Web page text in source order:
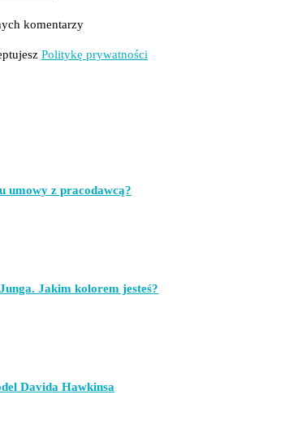
komentarzy
Politykę prywatności
umowy z pracodawcą?
Jakim kolorem jesteś?
Davida Hawkinsa